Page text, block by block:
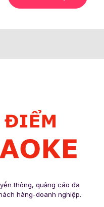
thông, quảng cáo đa
hàng-doanh nghiệp.